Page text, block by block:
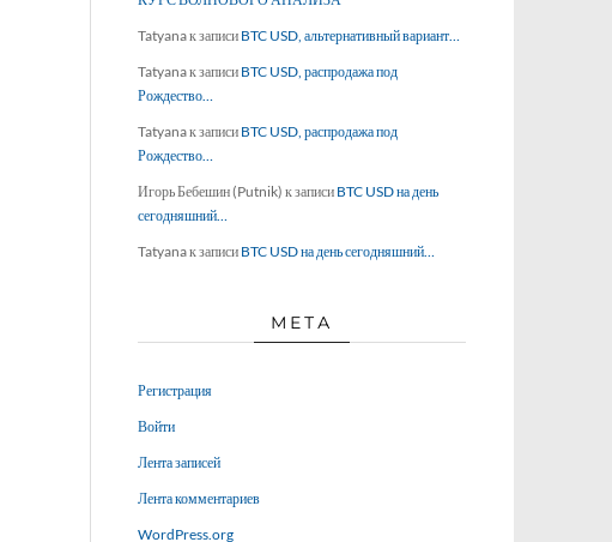
Tatyanaк записи BTC USD, альтернативный вариант…
Tatyanaк записи BTC USD, распродажа под
Рождество…
Tatyanaк записи BTC USD, распродажа под
Рождество…
Игорь Бебешин (Putnik) к записи BTC USD на день
сегодняшний…
Tatyanaк записи BTC USD на день сегодняшний…
МЕТА
Регистрация
Войти
Лента записей
Лента комментариев
WordPress.org